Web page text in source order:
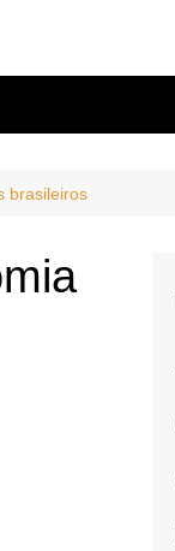
brasileiros